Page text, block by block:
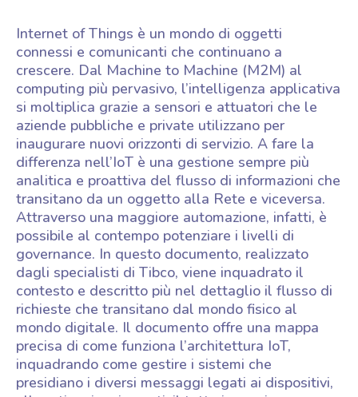
Internet of Things è un mondo di oggetti
connessi e comunicanti che continuano a
crescere. Dal Machine to Machine (M2M) al
computing più pervasivo, l’intelligenza applicativa
si moltiplica grazie a sensori e attuatori che le
aziende pubbliche e private utilizzano per
inaugurare nuovi orizzonti di servizio. A fare la
differenza nell’IoT è una gestione sempre più
analitica e proattiva del flusso di informazioni che
transitano da un oggetto alla Rete e viceversa.
Attraverso una maggiore automazione, infatti, è
possibile al contempo potenziare i livelli di
governance. In questo documento, realizzato
dagli specialisti di Tibco, viene inquadrato il
contesto e descritto più nel dettaglio il flusso di
richieste che transitano dal mondo fisico al
mondo digitale. Il documento offre una mappa
precisa di come funziona l’architettura IoT,
inquadrando come gestire i sistemi che
presidiano i diversi messaggi legati ai dispositivi,